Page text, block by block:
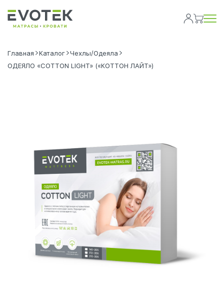
Главная Каталог
Чехлы/Одеяла
ОДЕЯЛО «COTTON LIGHT» («КОТТОН ЛАЙТ»)